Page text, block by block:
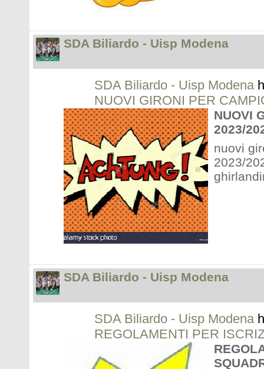
SDA Biliardo - Uisp Modena
SDA Biliardo - Uisp Modena
NUOVI GIRONI PER
NUOVI
2023/
nuovi
2023/
SDA Biliardo - Uisp Modena
SDA Biliardo - Uisp Modena
REGOLAMENTI PER